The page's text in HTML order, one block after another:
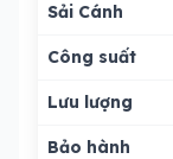
Sải Cánh
Công suất
Lưu lượng
Bảo hành